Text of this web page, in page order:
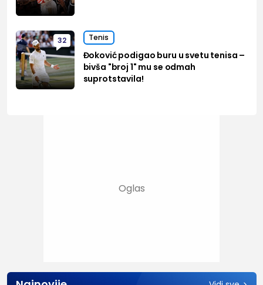
32 Tenis
Đoković podigao buru u svetu tenisa –
bivša "broj 1" mu se odmah
suprotstavila!